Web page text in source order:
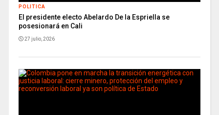
POLITICA
El presidente electo Abelardo De la Espriella se
posesionará en Cali
27 julio, 2026